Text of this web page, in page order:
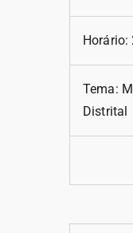
Horário:
Tema:
Distrital